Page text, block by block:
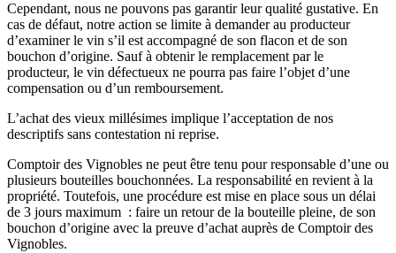
Cependant, nous ne pouvons pas garantir leur qualité gustative. En
cas de défaut, notre action se limite à demander au producteur
d’examiner le vin s’il est accompagné de son flacon et de son
bouchon d’origine. Sauf à obtenir le remplacement par le
producteur, le vin défectueux ne pourra pas faire l’objet d’une
compensation ou d’un remboursement.
L’achat des vieux millésimes implique l’acceptation de nos
descriptifs sans contestation ni reprise.
Comptoir des Vignobles ne peut être tenu pour responsable d’une ou
plusieurs bouteilles bouchonnées. La responsabilité en revient à la
propriété. Toutefois, une procédure est mise en place sous un délai
de 3 jours maximum : faire un retour de la bouteille pleine, de son
bouchon d’origine avec la preuve d’achat auprès de Comptoir des
Vignobles.